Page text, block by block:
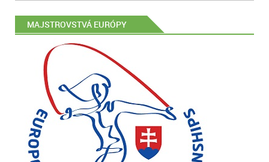
MAJSTROVSTVÁ EURÓPY